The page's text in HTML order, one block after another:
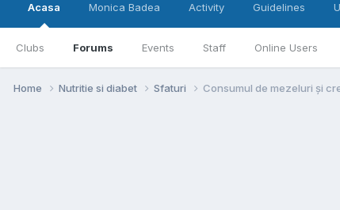
Acasa
Clubs Forums Events Staff Online Users
Monica Badea Activity Guidelines
Home Nutritie si diabet Sfaturi Consumul de mezeluri și